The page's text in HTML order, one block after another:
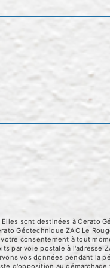
sont destinées à Cerato
Géotechnique ZAC Le
consentement à tout
par voie postale à l'adresse
vos données pendant la
d'opposition au